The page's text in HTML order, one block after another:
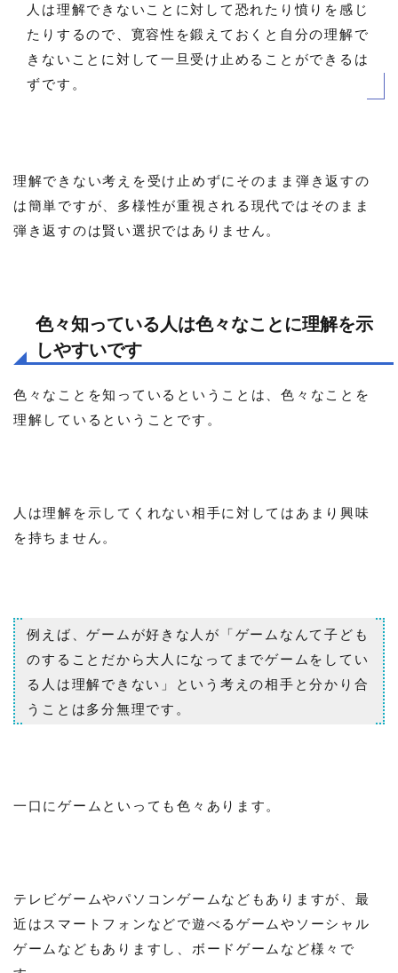
人は理解できないことに対して恐れたり憤りを感じ
たりするので、寛容性を鍛えておくと自分の理解で
きないことに対して一旦受け止めることができるは
ずです。
理解できない考えを受け止めずにそのまま弾き返すの
は簡単ですが、多様性が重視される現代ではそのまま
弾き返すのは賢い選択ではありません。
色々知っている人は色々なことに理解を示
しやすいです
色々なことを知っているということは、色々なことを
理解しているということです。
人は理解を示してくれない相手に対してはあまり興味
を持ちません。
例えば、ゲームが好きな人が「ゲームなんて子ども
のすることだから大人になってまでゲームをしてい
る人は理解できない」という考えの相手と分かり合
うことは多分無理です。
一口にゲームといっても色々あります。
テレビゲームやパソコンゲームなどもありますが、最
近はスマートフォンなどで遊べるゲームやソーシャル
ゲームなどもありますし、ボードゲームなど様々で